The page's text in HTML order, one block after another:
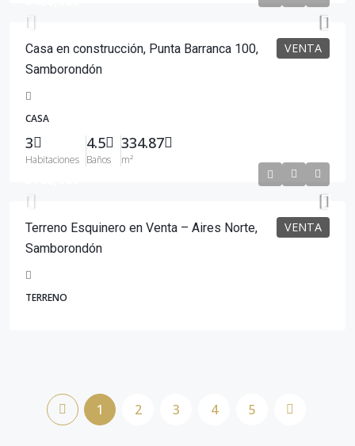
VENTA
Casa en construcción, Punta Barranca 100,
Samborondón
CASA
3
Habitaciones
4.5
Baños
334.87
m²
VENTA
Terreno Esquinero en Venta – Aires Norte,
Samborondón
TERRENO
1 2 3 4 5